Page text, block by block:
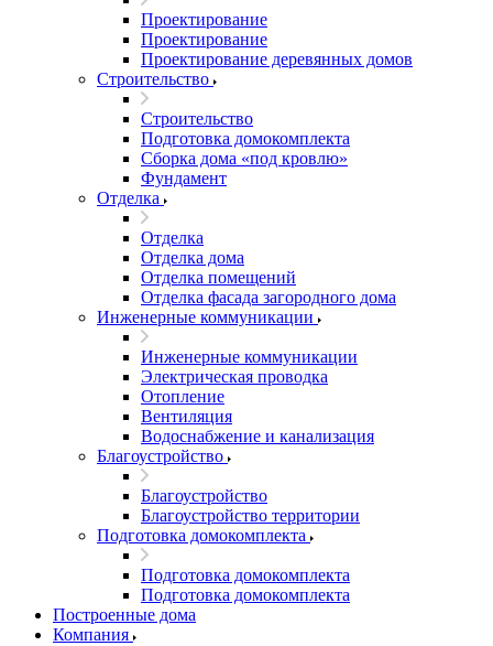
Проектирование
Проектирование
Проектирование деревянных домов
Строительство
Строительство
Подготовка домокомплекта
Сборка дома «под кровлю»
Фундамент
Отделка
Отделка
Отделка дома
Отделка помещений
Отделка фасада загородного дома
Инженерные коммуникации
Инженерные коммуникации
Электрическая проводка
Отопление
Вентиляция
Водоснабжение и канализация
Благоустройство
Благоустройство
Благоустройство территории
Подготовка домокомплекта
Подготовка домокомплекта
Подготовка домокомплекта
Построенные дома
Компания